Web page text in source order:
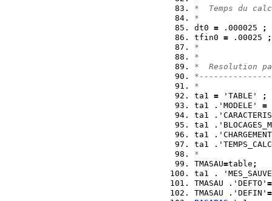
*  Temps du
*
dt0 = .000025
;
tfin0 = .00025
;
*
*
*  Resolution
*
ta1 = 'TABLE'
;
ta1 .'MODELE' =
ta1
ta1
ta1
ta1
*
TMASAU=table ;
ta1 .
TMASAU .'DEFTO' =
TMASAU .'DEFIN' =